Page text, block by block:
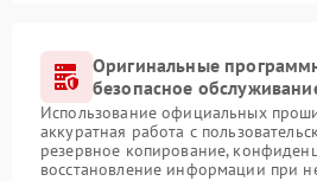
Оригинальные
безопасное
Использование официальных
аккуратная работа с
резервное копирование,
восстановление информации при